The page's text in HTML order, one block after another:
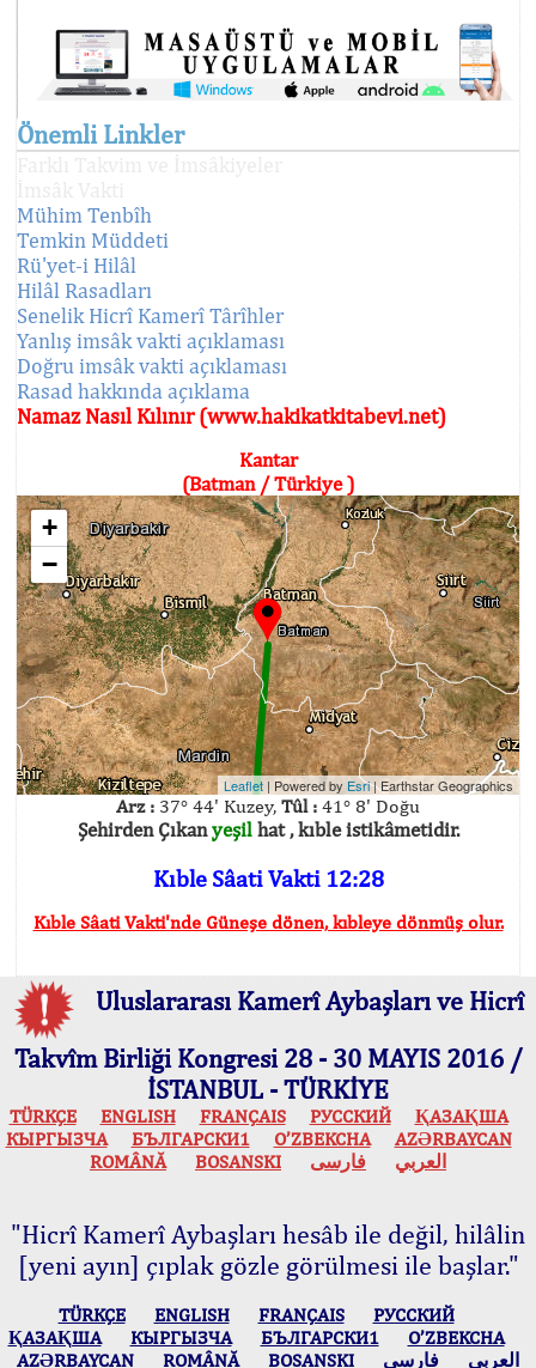
Önemli Linkler
Mühim Tenbîh
Temkin Müddeti
Rü'yet-i Hilâl
Hilâl Rasadları
Senelik Hicrî Kamerî Târîhler
Yanlış imsâk vakti açıklaması
Doğru imsâk vakti açıklaması
Rasad hakkında açıklama
Namaz Nasıl Kılınır (www.hakikatkitabevi.net)
Kantar
(Batman / Türkiye )
+
−
Leaflet | Powered by Esri|Earthstar Geographics
Arz : 37° 44' Kuzey, Tûl : 41° 8' Doğu
Şehirden Çıkanyeşilhat , kıble istikâmetidir.
Kıble Sâati Vakti 12:28
Kıble Sâati Vakti'nde Güneşe dönen, kıbleye dönmüş olur.
Uluslararası Kamerî Aybaşları ve Hicrî
Takvîm Birliği Kongresi 28 - 30 MAYIS 2016 /
İSTANBUL - TÜRKİYE
TÜRKÇE ENGLISH FRANÇAIS РУССКИЙ
ҚАЗАҚША
КЫPГЫЗЧA
БЪЛГАРСКИ1 O’ZBEKCHA
AZӘRBAYCAN
ROMÂNĂ
BOSANSKI العربي فارسی
"Hicrî Kamerî Aybaşları hesâb ile değil, hilâlin
[yeni ayın] çıplak gözle görülmesi ile başlar."
TÜRKÇE ENGLISH FRANÇAIS
РУССКИЙ
ҚАЗАҚША
КЫPГЫЗЧA БЪЛГАРСКИ1
O’ZBEKCHA
AZӘRBAYCAN
ROMÂNĂ BOSANSKI العربي فارسی